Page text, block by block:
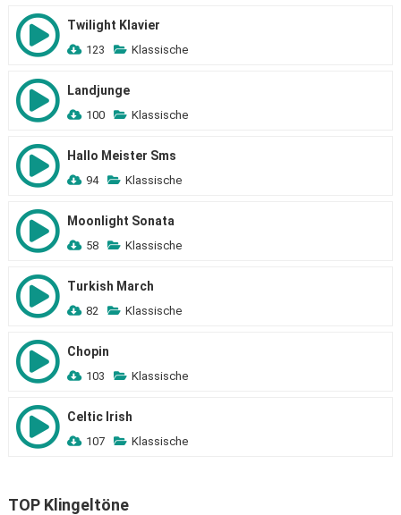
Twilight Klavier
123 Klassische
Landjunge
100 Klassische
Hallo Meister Sms
94 Klassische
Moonlight Sonata
58 Klassische
Turkish March
82 Klassische
Chopin
103 Klassische
Celtic Irish
107 Klassische
TOP Klingeltöne